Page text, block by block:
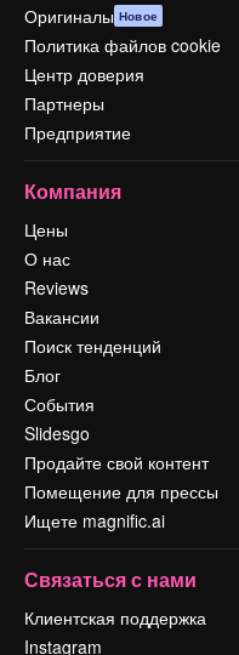
Оригиналы Новое
Политика файлов cookie
Центр доверия
Партнеры
Предприятие
Компания
Цены
О нас
Reviews
Вакансии
Поиск тенденций
Блог
События
Slidesgo
Продайте свой контент
Помещение для прессы
Ищете magnific.ai
Связаться с нами
Клиентская поддержка
Instagram